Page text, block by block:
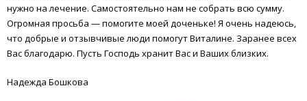
нужно на лечение. Самостоятельно нам не собрать всю сумму.
Огромная просьба — помогите моей доченьке! Я очень надеюсь,
что добрые и отзывчивые люди помогут Виталине. Заранее всех
Вас благодарю. Пусть Господь хранит Вас и Ваших близких.
Надежда Бошкова